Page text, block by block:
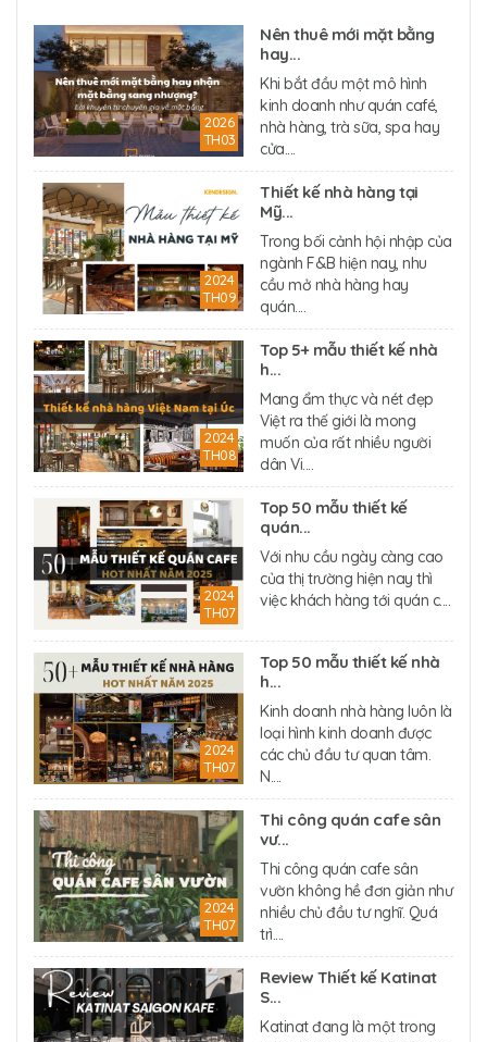
2026
TH03
Nên thuê mới mặt bằng
hay...
Khi bắt đầu một mô hình
kinh doanh như quán café,
nhà hàng, trà sữa, spa hay
cửa....
2024
TH09
Thiết kế nhà hàng tại
Mỹ...
Trong bối cảnh hội nhập của
ngành F&B hiện nay, nhu
cầu mở nhà hàng hay
quán....
2024
TH08
Top 5+ mẫu thiết kế nhà
h...
Mang ẩm thực và nét đẹp
Việt ra thế giới là mong
muốn của rất nhiều người
dân Vi....
2024
TH07
Top 50 mẫu thiết kế
quán...
Với nhu cầu ngày càng cao
của thị trường hiện nay thì
việc khách hàng tới quán c....
2024
TH07
Top 50 mẫu thiết kế nhà
h...
Kinh doanh nhà hàng luôn là
loại hình kinh doanh được
các chủ đầu tư quan tâm.
N....
2024
TH07
Thi công quán cafe sân
vư...
Thi công quán cafe sân
vườn không hề đơn giản như
nhiều chủ đầu tư nghĩ. Quá
trì....
Review Thiết kế Katinat
S...
Katinat đang là một trong